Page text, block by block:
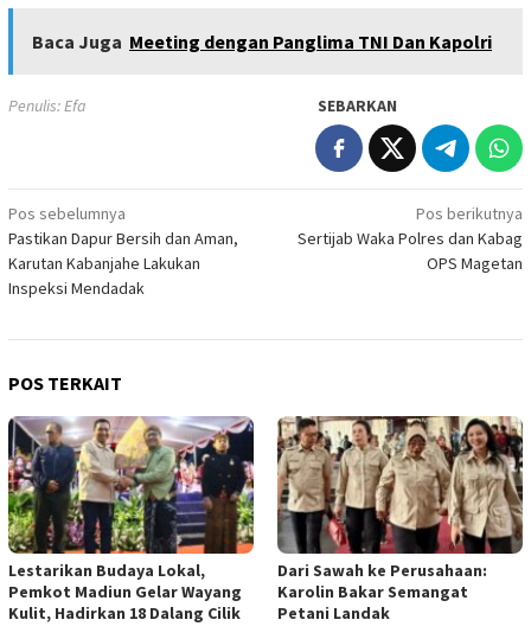
Baca Juga Meeting dengan Panglima TNI Dan Kapolri
Penulis: Efa SEBARKAN
Navigasi
pos
Pos sebelumnya
Pastikan Dapur Bersih dan Aman,
Karutan Kabanjahe Lakukan
Inspeksi Mendadak
Pos berikutnya
Sertijab Waka Polres dan Kabag
OPS Magetan
POS TERKAIT
Lestarikan Budaya Lokal,
Pemkot Madiun Gelar Wayang
Kulit, Hadirkan 18 Dalang Cilik
Dari Sawah ke Perusahaan:
Karolin Bakar Semangat
Petani Landak